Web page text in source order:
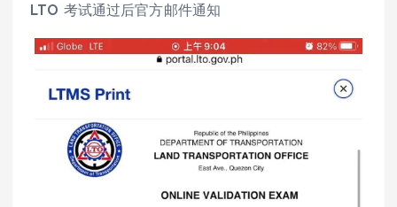
LTO 考试通过后官方邮件通知